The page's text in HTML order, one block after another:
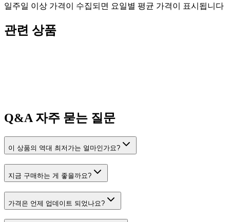
일주일 이상 가격이 수집되면 요일별 평균 가격이 표시됩니다
관련 상품
Q&A자주 묻는 질문
이 상품의 역대 최저가는 얼마인가요?
지금 구매하는 게 좋을까요?
가격은 언제 업데이트 되었나요?